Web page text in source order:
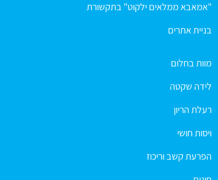
"אמאבא ממלאים ילקוט" בתקשורת
בניית אתרים
מוות בחלום
לידה שקטה
רעלת הריון
ויסות חושי
הפרעת קשב וריכוז